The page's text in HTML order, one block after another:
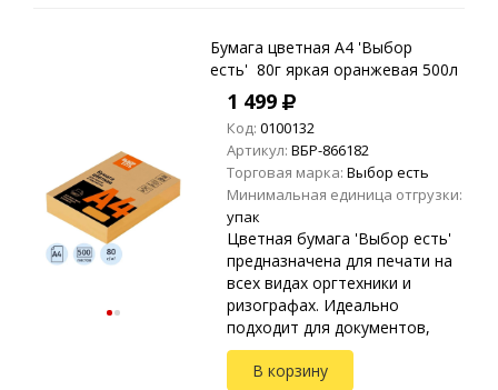
Бумага цветная A4 'Выбор
есть' 80г яркая оранжевая 500л
1 499
Код: 0100132
Артикул: ВБР-866182
Торговая марка: Выбор есть
Минимальная единица отгрузки:
упак
Цветная бумага 'Выбор есть'
предназначена для печати на
всех видах оргтехники и
ризографах. Идеально
подходит для документов,
презентаций, рекламных
материалов, открыток.
В корзину